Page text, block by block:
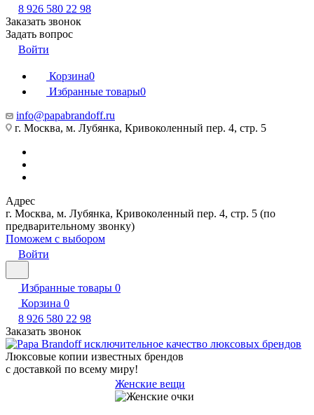
8 926 580 22 98
Заказать звонок
Задать вопрос
Войти
Корзина0
Избранные товары0
info@papabrandoff.ru
г. Москва, м. Лубянка, Кривоколенный пер. 4, стр. 5
Адрес
г. Москва, м. Лубянка, Кривоколенный пер. 4, стр. 5 (по
предварительному звонку)
Поможем с выбором
Войти
Избранные товары 0
Корзина 0
8 926 580 22 98
Заказать звонок
Люксовые копии известных брендов
с доставкой по всему миру!
Женские вещи